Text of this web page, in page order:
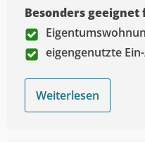
Besonders geeignet
eigengenutzte
Weiterlesen